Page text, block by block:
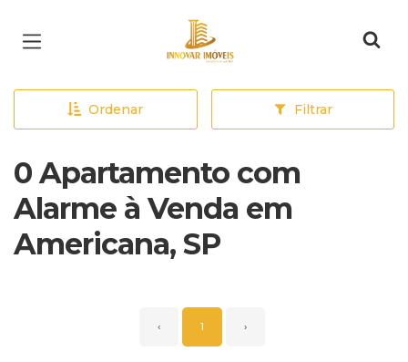
Página inicial
Ordenar Filtrar
0 Apartamento com
Alarme à Venda em
Americana, SP
‹ 1 ›